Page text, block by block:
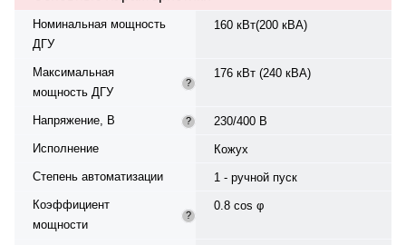
топлива при 75% нагрузке — 35,1
л/ч. Время автономной работы
Степень сжатия — 3.7. Уровень
шума — 78 дБ. Вес — 1870 кг,
Страна происхождения —
Италия, гарантия — 12 месяцев
Номинальная мощность
ДГУ
160 кВт(200 кВА)
Максимальная
мощность ДГУ
?
176 кВт (240 кВА)
Напряжение, В ?
230/400 В
Исполнение
Кожух
Степень автоматизации
1 - ручной пуск
Коэффициент
мощности
?
0.8 cos φ